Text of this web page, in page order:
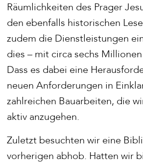
Räumlichkeiten des Prager
den ebenfalls historischen
zudem die Dienstleistungen
dies – mit circa sechs
Dass es dabei eine
neuen Anforderungen in
zahlreichen Bauarbeiten, die
aktiv anzugehen.
Zuletzt besuchten wir eine
vorherigen abhob. Hatten wir